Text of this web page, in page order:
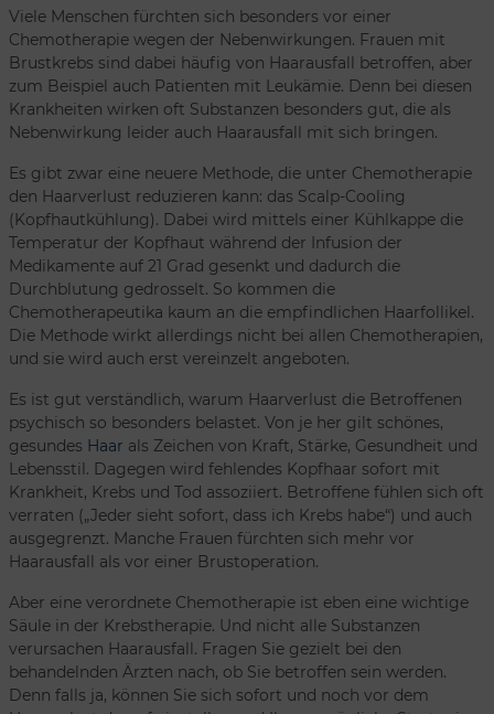
Viele Menschen fürchten sich besonders vor einer
Chemotherapie wegen der Nebenwirkungen. Frauen mit
Brustkrebs sind dabei häufig von Haarausfall betroffen, aber
zum Beispiel auch Patienten mit Leukämie. Denn bei diesen
Krankheiten wirken oft Substanzen besonders gut, die als
Nebenwirkung leider auch Haarausfall mit sich bringen.
Es gibt zwar eine neuere Methode, die unter Chemotherapie
den Haarverlust reduzieren kann: das Scalp-Cooling
(Kopfhautkühlung). Dabei wird mittels einer Kühlkappe die
Temperatur der Kopfhaut während der Infusion der
Medikamente auf 21 Grad gesenkt und dadurch die
Durchblutung gedrosselt. So kommen die
Chemotherapeutika kaum an die empfindlichen Haarfollikel.
Die Methode wirkt allerdings nicht bei allen Chemotherapien,
und sie wird auch erst vereinzelt angeboten.
Es ist gut verständlich, warum Haarverlust die Betroffenen
psychisch so besonders belastet. Von je her gilt schönes,
gesundes Haar als Zeichen von Kraft, Stärke, Gesundheit und
Lebensstil. Dagegen wird fehlendes Kopfhaar sofort mit
Krankheit, Krebs und Tod assoziiert. Betroffene fühlen sich oft
verraten („Jeder sieht sofort, dass ich Krebs habe“) und auch
ausgegrenzt. Manche Frauen fürchten sich mehr vor
Haarausfall als vor einer Brustoperation.
Aber eine verordnete Chemotherapie ist eben eine wichtige
Säule in der Krebstherapie. Und nicht alle Substanzen
verursachen Haarausfall. Fragen Sie gezielt bei den
behandelnden Ärzten nach, ob Sie betroffen sein werden.
Denn falls ja, können Sie sich sofort und noch vor dem